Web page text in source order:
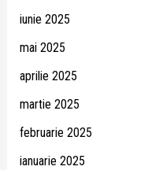
iunie 2025
mai 2025
aprilie 2025
martie 2025
februarie 2025
ianuarie 2025